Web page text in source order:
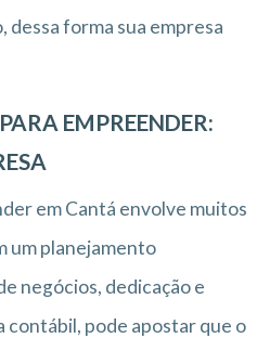
forma sua empresa
EMPREENDER:
em Cantá envolve muitos
um planejamento
negócios, dedicação e
contábil, pode apostar que o